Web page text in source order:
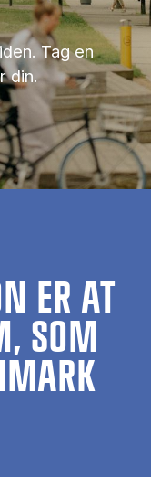
Tag en
din.
ER AT
SOM